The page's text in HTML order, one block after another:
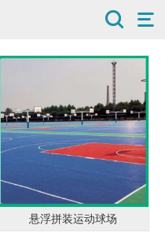
悬浮拼装运动球场